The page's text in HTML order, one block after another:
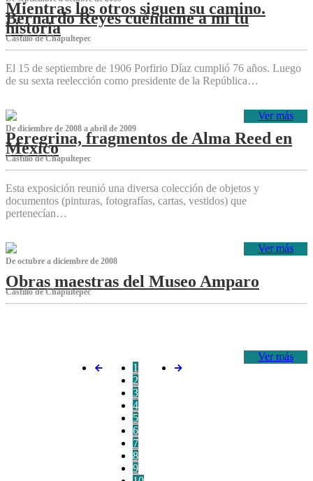
Mientras los otros siguen su camino.
Bernardo Reyes cuéntame a mí tu
historia
Castillo de Chapultepec
El 15 de septiembre de 1906 Porfirio Díaz cumplió 76 años. Luego
de su sexta reelección como presidente de la República…
Ver más
De diciembre de 2008 a abril de 2009
Peregrina, fragmentos de Alma Reed en
México
Castillo de Chapultepec
Esta exposición reunió una diversa colección de objetos y
documentos (pinturas, fotografías, cartas, vestidos) que
pertenecían…
Ver más
De octubre a diciembre de 2008
Obras maestras del Museo Amparo
Castillo de Chapultepec
Ver más
1
2
3
4
5
6
7
8
9